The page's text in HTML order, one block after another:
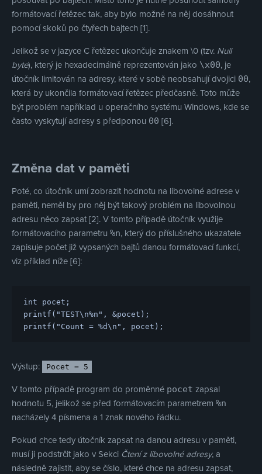
formátovací řetězec tak, aby bylo možné na něj dosáhnout
pomocí skoků po čtyřech bajtech [1].
Jelikož se v jazyce C řetězec ukončuje znakem \0 (tzv. Null
byte), který je hexadecimálně reprezentován jako \x00, je
útočník limitován na adresy, které v sobě neobsahují dvojici 00,
která by ukončila formátovací řetězec předčasně. Toto může
být problém například u operačního systému Windows, kde se
často vyskytují adresy s předponou 00 [6].
Změna dat v paměti
Poté, co útočník umí zobrazit hodnotu na libovolné adrese v
paměti, neměl by pro něj být takový problém na libovolnou
adresu něco zapsat [2]. V tomto případě útočník využije
formátovacího parametru %n, který do příslušného ukazatele
zapisuje počet již vypsaných bajtů danou formátovací funkcí,
viz příklad níže [6]:
int pocet;
printf("TEST\n%n", &pocet);
Výstup: Pocet = 5
V tomto případě program do proměnné pocet zapsal
hodnotu 5, jelikož se před formátovacím parametrem %n
nacházely 4 písmena a 1 znak nového řádku.
Pokud chce tedy útočník zapsat na danou adresu v paměti,
musí ji podstrčit jako v Sekci Čtení z libovolné adresy, a
následně zajistit, aby se číslo, které chce na adresu zapsat,